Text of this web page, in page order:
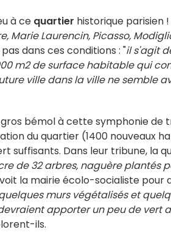
à ce quartier historique parisien
Marie Laurencin, Picasso,
dans ces conditions : "il s'agit
m2 de surface habitable qui
ville dans la ville ne semble
bémol à cette symphonie de
du quartier (1400 nouveaux
suffisants. Dans leur tribune, la
de 32 arbres, naguère plantés
la mairie écolo-socialiste
murs végétalisés et
apporter un peu de vert
ils.